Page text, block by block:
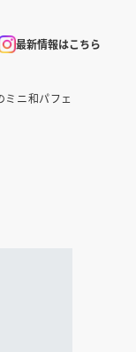
最新情報はこちら
ニ和パフェ